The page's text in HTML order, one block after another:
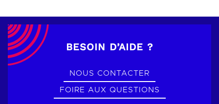
BESOIN D’AIDE ?
NOUS CONTACTER
FOIRE AUX QUESTIONS